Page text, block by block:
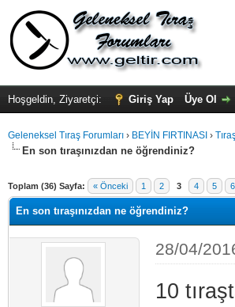
Hoşgeldin, Ziyaretçi: Giriş Yap Üye Ol
Geleneksel Tıraş Forumları › BEYİN FIRTINASI ›
En son tıraşınızdan ne öğrendiniz?
Toplam (36) Sayfa: « Önceki 1 2 3 4 5 6
En son tıraşınızdan ne öğrendiniz?
28/04/
10